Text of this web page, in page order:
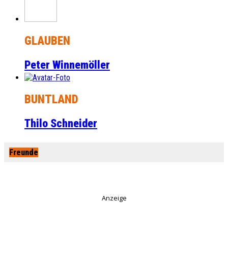
GLAUBEN
Peter Winnemöller
BUNTLAND
Thilo Schneider
Freunde
Anzeige